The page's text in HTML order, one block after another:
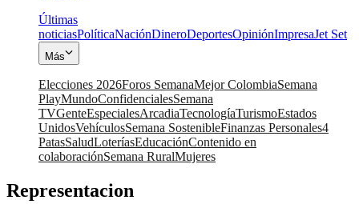
Últimas
noticiasPolíticaNaciónDineroDeportesOpiniónImpresaJet Set
Más
Elecciones 2026Foros SemanaMejor ColombiaSemana
PlayMundoConfidencialesSemana
TVGenteEspecialesArcadiaTecnologíaTurismoEstados
UnidosVehículosSemana SostenibleFinanzas Personales4
PatasSaludLoteríasEducaciónContenido en
colaboraciónSemana RuralMujeres
Representacion